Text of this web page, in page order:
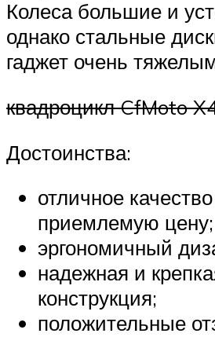
Колеса большие и
однако стальные
гаджет очень
квадроцикл CfMoto
Достоинства:
отличное
приемлемую цену;
эргономичный
надежная и
конструкция;
положительные